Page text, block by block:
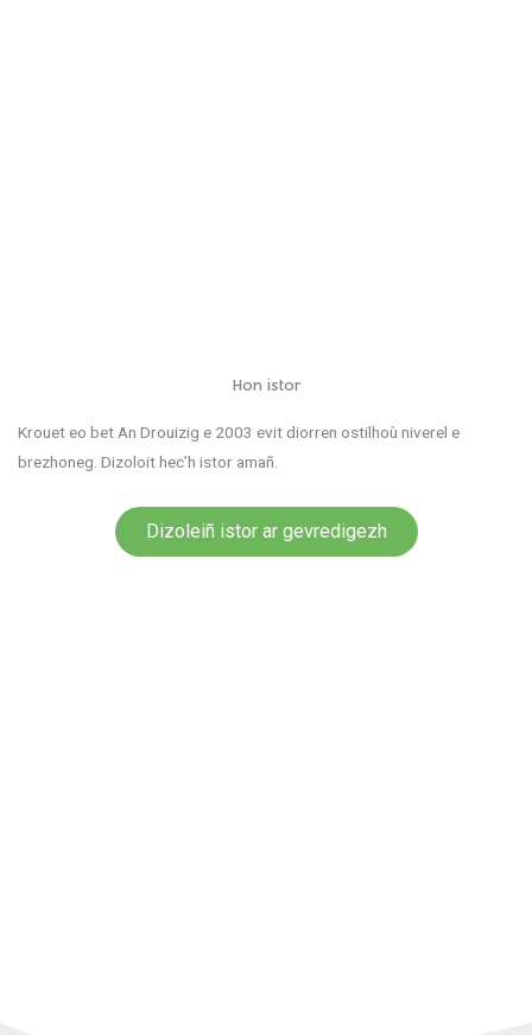
Hon istor
Krouet eo bet An Drouizig e 2003 evit diorren ostilhoù niverel e
brezhoneg. Dizoloit hec’h istor amañ.
Dizoleiñ istor ar gevredigezh